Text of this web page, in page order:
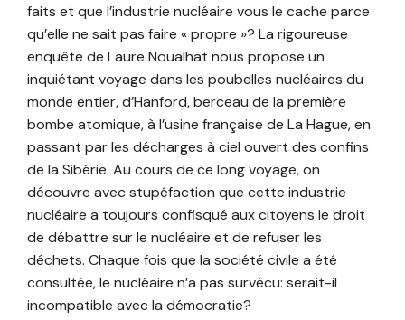
faits et que l’industrie nucléaire vous le cache parce
qu’elle ne sait pas faire « propre »? La rigoureuse
enquête de Laure Noualhat nous propose un
inquiétant voyage dans les poubelles nucléaires du
monde entier, d’Hanford, berceau de la première
bombe atomique, à l’usine française de La Hague, en
passant par les décharges à ciel ouvert des confins
de la Sibérie. Au cours de ce long voyage, on
découvre avec stupéfaction que cette industrie
nucléaire a toujours confisqué aux citoyens le droit
de débattre sur le nucléaire et de refuser les
déchets. Chaque fois que la société civile a été
consultée, le nucléaire n’a pas survécu: serait-il
incompatible avec la démocratie?